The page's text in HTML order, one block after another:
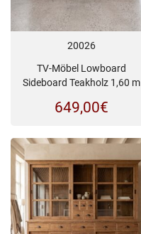
20026
TV-Möbel Lowboard
Sideboard Teakholz 1,60 m
649,00€